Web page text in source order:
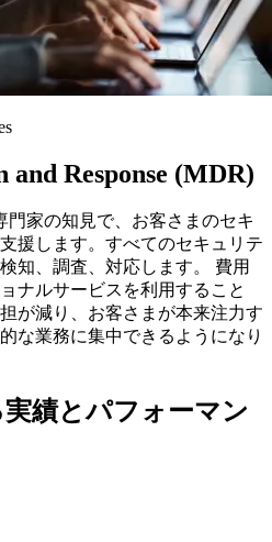
and Response (MDR)
門家の知見で、お客さまのセキ
援します。すべてのセキュリテ
知、調査、対応します。 費用
ナルサービスを利用すること
が減り、お客さまが本来注力す
な業務に集中できるようになり
績とパフォーマン